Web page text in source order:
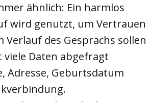
ähnlich: Ein harmlos
wird genutzt, um Vertrauen
Verlauf des Gesprächs sollen
viele Daten abgefragt
Adresse, Geburtsdatum